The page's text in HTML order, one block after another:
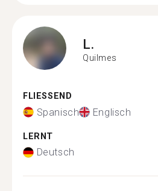
L.
Quilmes
FLIESSEND
Spanisch Englisch
LERNT
Deutsch